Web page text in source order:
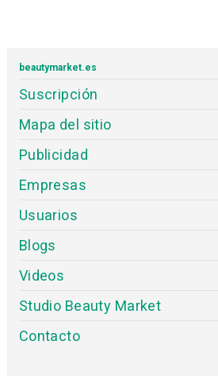
beautymarket.es
Suscripción
Mapa del sitio
Publicidad
Empresas
Usuarios
Blogs
Videos
Studio Beauty Market
Contacto